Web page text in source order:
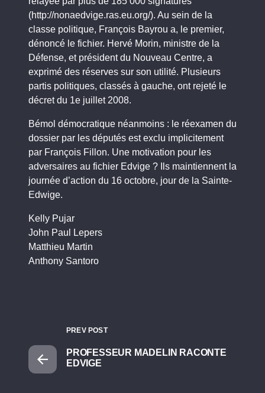
(http://nonaedvige.ras.eu.org/). Au sein de la
classe politique, François Bayrou a, le premier,
dénoncé le fichier. Hervé Morin, ministre de la
Défense, et président du Nouveau Centre, a
exprimé des réserves sur son utilité. Plusieurs
partis politiques, classés à gauche, ont rejeté le
décret du 1e juillet 2008.
Bémol démocratique néanmoins : le réexamen du
dossier par les députés est exclu implicitement
par François Fillon. Une motivation pour les
adversaires au fichier Edvige ? Ils maintiennent la
journée d’action du 16 octobre, jour de la Sainte-
Edwige.
Kelly Pujar
John Paul Lepers
Matthieu Martin
Anthony Santoro
PREV POST
PROFESSEUR MADELIN RACONTE
EDVIGE